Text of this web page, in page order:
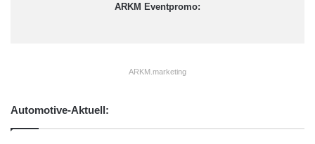
ARKM Eventpromo:
ARKM.marketing
Automotive-Aktuell: